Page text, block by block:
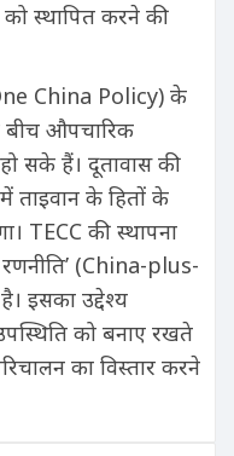
स्थापित करने की
China Policy) के
बीच औपचारिक
सके हैं। दूतावास की
ताइवान के हितों के
TECC की स्थापना
रणनीति’ (China-plus-
इसका उद्देश्य
को बनाए रखते
का विस्तार करने